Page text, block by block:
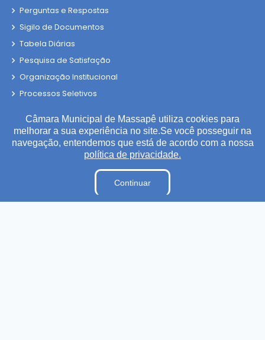
Perguntas e Respostas
Sigilo de Documentos
Tabela Diárias
Pesquisa de Satisfação
Organização Institucional
Processos Seletivos
Terceirizados
Plano Estratégico Institucional
Relatório de Gestão Municipal
Verbas Indenizatórias
Câmara Municipal de Massapê utiliza cookies para
melhorar a sua experiência no site.Se você posseguir na
navegação, entendemos que está de acordo com a nossa
política de privacidade.
Continuar